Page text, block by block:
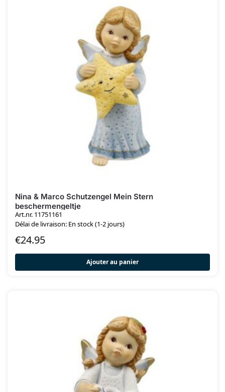
Nina & Marco Schutzengel Mein Stern
beschermengeltje
Art.nr. 11751161
Délai de livraison: En stock (1-2 jours)
€24.95
Ajouter au panier